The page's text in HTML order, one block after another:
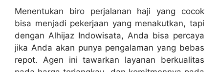
Menentukan biro perjalanan haji yang cocok
bisa menjadi pekerjaan yang menakutkan, tapi
dengan Alhijaz Indowisata, Anda bisa percaya
jika Anda akan punya pengalaman yang bebas
repot. Agen ini tawarkan layanan berkualitas